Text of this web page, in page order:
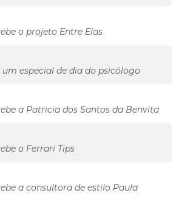
o projeto Entre Elas
um especial de dia do psicólogo
a Patricia dos Santos da Benvita
o Ferrari Tips
a consultora de estilo Paula